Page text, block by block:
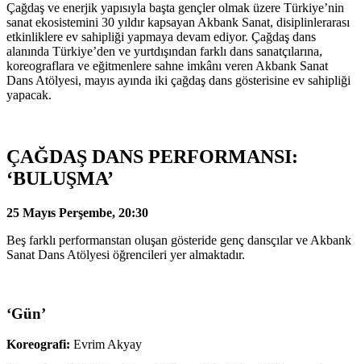
Çağdaş ve enerjik yapısıyla başta gençler olmak üzere Türkiye’nin
sanat ekosistemini 30 yıldır kapsayan Akbank Sanat, disiplinlerarası
etkinliklere ev sahipliği yapmaya devam ediyor. Çağdaş dans
alanında Türkiye’den ve yurtdışından farklı dans sanatçılarına,
koreograflara ve eğitmenlere sahne imkânı veren Akbank Sanat
Dans Atölyesi, mayıs ayında iki çağdaş dans gösterisine ev sahipliği
yapacak.
ÇAĞDAŞ DANS PERFORMANSI:
‘BULUŞMA’
25 Mayıs Perşembe, 20:30
Beş farklı performanstan oluşan gösteride genç dansçılar ve Akbank
Sanat Dans Atölyesi öğrencileri yer almaktadır.
‘Gün’
Koreografi: Evrim Akyay